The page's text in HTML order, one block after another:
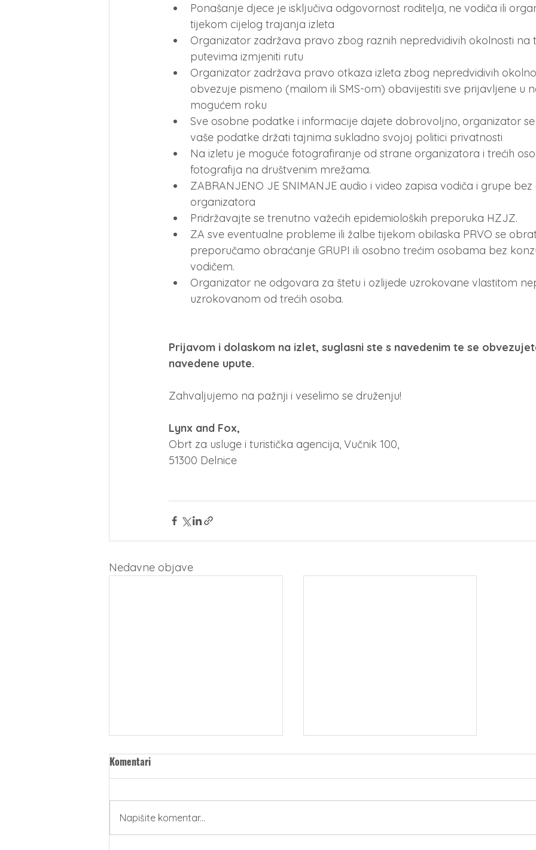
Ponašanje djece je isključiva odgovornost roditelja, ne vodiča ili
tijekom cijelog trajanja izleta
Organizator zadržava pravo zbog raznih nepredvidivih okolnosti na
putevima izmjeniti rutu
Organizator zadržava pravo otkaza izleta zbog nepredvidivih
obvezuje pismeno (mailom ili SMS-om) obavijestiti sve prijavljene u
mogućem roku
Sve osobne podatke i informacije dajete dobrovoljno, organizator
vaše podatke držati tajnima sukladno svojoj politici privatnosti
Na izletu je moguće fotografiranje od strane organizatora i trećih
fotografija na društvenim mrežama.
ZABRANJENO JE SNIMANJE audio i video zapisa vodiča i grupe
organizatora
Pridržavajte se trenutno važećih epidemioloških preporuka HZJZ.
ZA sve eventualne probleme ili žalbe tijekom obilaska PRVO se
preporučamo obraćanje GRUPI ili osobno trećim osobama bez
vodičem.
Organizator ne odgovara za štetu i ozlijede uzrokovane vlastitom
uzrokovanom od trećih osoba.
Prijavom i dolaskom na izlet, suglasni ste s navedenim te se
navedene upute.
Zahvaljujemo na pažnji i veselimo se druženju!
Lynx and Fox,
Obrt za usluge i turistička agencija, Vučnik 100,
51300 Delnice
Nedavne objave
Komentari
Napišite komentar...